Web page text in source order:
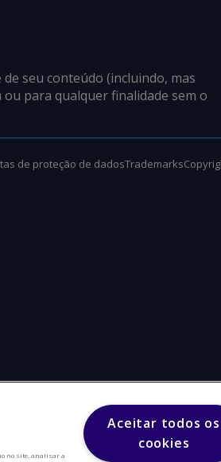
seu conteúdo (incluindo, mas
para qualquer finalidade sem o
de proteção de dadosTrademarks
no site, analisar a
Aceitar todos os
cookies